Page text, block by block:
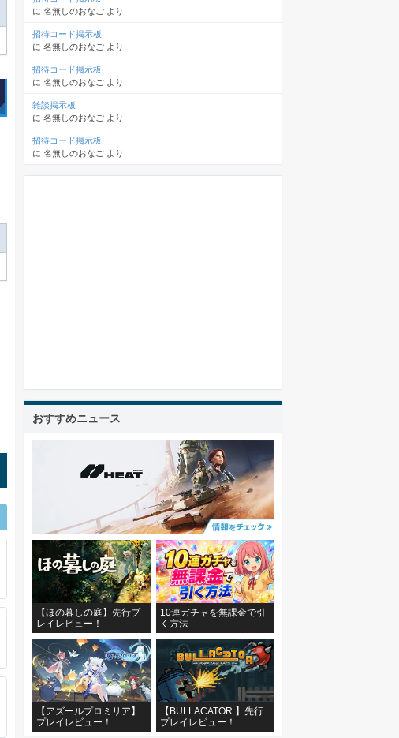
に 名無しのおなご より
招待コード掲示板
に 名無しのおなご より
招待コード掲示板
に 名無しのおなご より
雑談掲示板
に 名無しのおなご より
招待コード掲示板
に 名無しのおなご より
おすすめニュース
【ほの暮しの庭】先行プ
レイレビュー！
10連ガチャを無課金で引
く方法
【アズールプロミリア】
プレイレビュー！
【BULLACATOR 】先行
プレイレビュー！